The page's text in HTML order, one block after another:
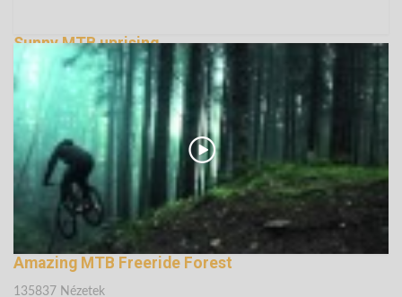
Sunny MTB uprising...
135088 Nézetek
Amazing MTB Freeride Forest
135837 Nézetek